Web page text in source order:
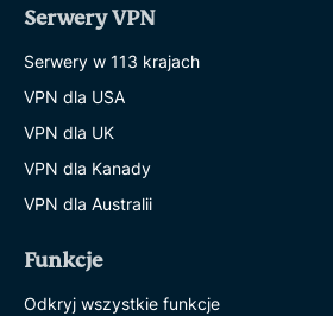
Serwery VPN
Serwery w 113 krajach
VPN dla USA
VPN dla UK
VPN dla Kanady
VPN dla Australii
Funkcje
Odkryj wszystkie funkcje